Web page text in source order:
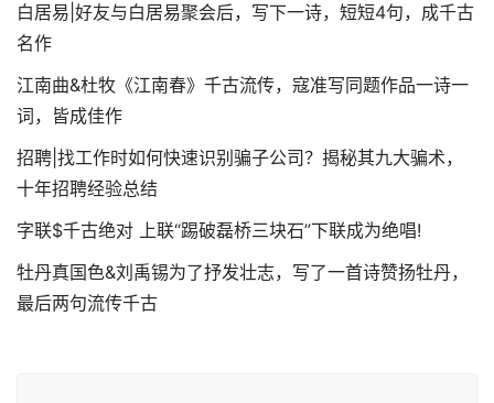
白居易|好友与白居易聚会后，写下一诗，短短4句，成千古
名作
江南曲&杜牧《江南春》千古流传，寇准写同题作品一诗一
词，皆成佳作
招聘|找工作时如何快速识别骗子公司？揭秘其九大骗术，
十年招聘经验总结
字联$千古绝对 上联“踢破磊桥三块石”下联成为绝唱!
牡丹真国色&刘禹锡为了抒发壮志，写了一首诗赞扬牡丹，
最后两句流传千古